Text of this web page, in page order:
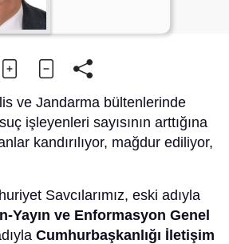
ve Jandarma bültenlerinde
işleyenleri sayısının arttığına
kandırılıyor, mağdur ediliyor,
Savcılarımız, eski adıyla
Yayın ve Enformasyon Genel
Cumhurbaşkanlığı İletişim